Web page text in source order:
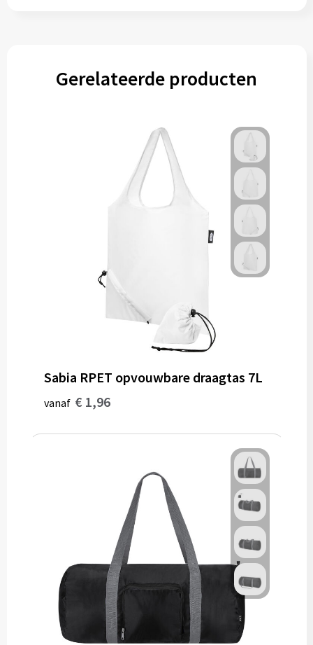
ZonnebrillenGerelateerde producten
Sabia RPET opvouwbare draagtas 7L
vanaf € 1,96